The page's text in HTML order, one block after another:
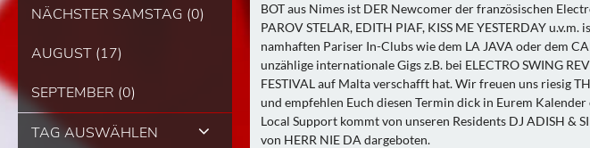
NÄCHSTER SAMSTAG (0)
AUGUST (17)
SEPTEMBER (0)
TAG AUSWÄHLEN
BOT aus Nimes ist DER Newcomer der französischen
PAROV STELAR, EDITH PIAF, KISS ME YESTERDAY
namhaften Pariser In-Clubs wie dem LA JAVA oder dem
unzählige internationale Gigs z.B. bei ELECTRO SWING
FESTIVAL auf Malta verschafft hat. Wir freuen uns riesig
und empfehlen Euch diesen Termin dick in Eurem Kalender
Local Support kommt von unseren Residents DJ ADISH &
von HERR NIE DA dargeboten.